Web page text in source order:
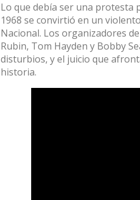
Lo que debía ser una protesta
1968 se convirtió en un
Nacional. Los organizadores
Rubin, Tom Hayden y Bobby
disturbios, y el juicio que
historia.